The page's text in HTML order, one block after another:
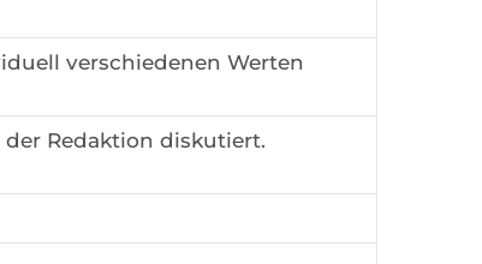
verschiedenen Werten
Redaktion diskutiert.